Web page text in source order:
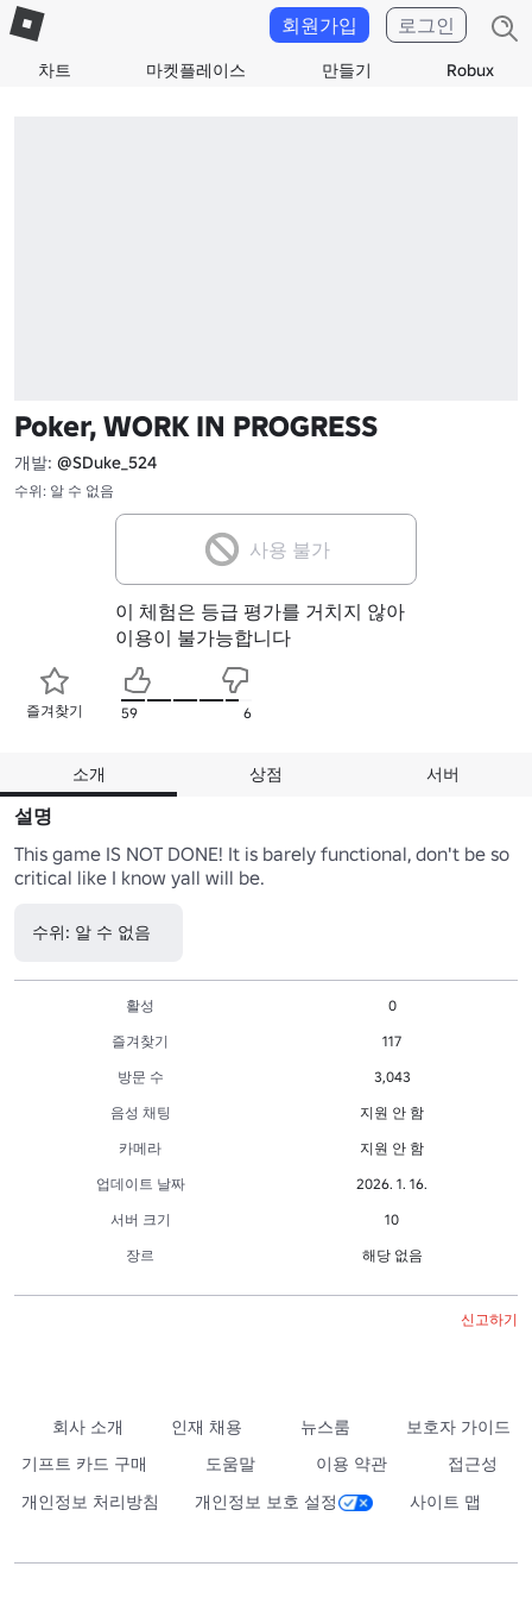
차트 마켓플레이스 만들기 Robux
회원가입 로그인
Poker, WORK IN PROGRESS
개발: @SDuke_524
수위: 알 수 없음
사용 불가
이 체험은 등급 평가를 거치지 않아
이용이 불가능합니다
즐겨찾기 59 6
소개 상점 서버
설명
This game IS NOT DONE! It is barely functional, don't be so
critical like I know yall will be.
수위: 알 수 없음
활성
0
즐겨찾기
117
방문 수
3,043
음성 채팅
지원 안 함
카메라
지원 안 함
업데이트 날짜
2026. 1. 16.
서버 크기
10
장르
해당 없음
신고하기
회사 소개 인재 채용 뉴스룸
보호자 가이드
기프트 카드 구매
도움말 이용 약관
접근성
개인정보 처리방침
개인정보 보호 설정 사이트 맵